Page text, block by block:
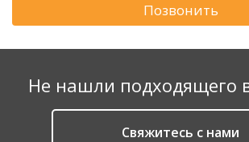
Позвонить
Не нашли подходящего
Cвяжитесь с нами